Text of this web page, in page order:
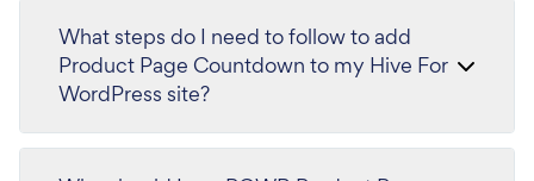
What steps do I need to follow to add
Product Page Countdown to my Hive For
WordPress site?